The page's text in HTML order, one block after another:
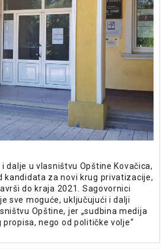
dalje u vlasništvu Opštine Kovačica,
kandidata za novi krug privatizacije,
do kraja 2021. Sagovornici
sve moguće, uključujući i dalji
Opštine, jer „sudbina medija
nego od političke volje“